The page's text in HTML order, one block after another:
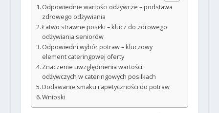
Odpowiednie wartości odżywcze – podstawa
zdrowego odżywiania
Łatwo strawne posiłki – klucz do zdrowego
odżywiania seniorów
Odpowiedni wybór potraw – kluczowy
element cateringowej oferty
Znaczenie uwzględnienia wartości
odżywczych w cateringowych posiłkach
Dodawanie smaku i apetyczności do potraw
Wnioski